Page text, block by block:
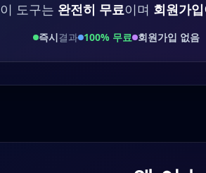
이 도구는 완전히 무료이며 회원가
즉시결과 100% 무료 회원가입 없음